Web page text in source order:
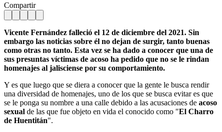
Compartir
Vicente Fernández falleció el 12 de diciembre del 2021. Sin
embargo las noticias sobre él no dejan de surgir, tanto buenas
como otras no tanto. Esta vez se ha dado a conocer que una de
sus presuntas víctimas de acoso ha pedido que no se le rindan
homenajes al jalisciense por su comportamiento.
Y es que luego que se diera a conocer que la gente le busca rendir
una diversidad de homenajes, uno de los que se busca evitar es que
se le ponga su nombre a una calle debido a las acusaciones de acoso
sexual de las que fue objeto en vida el conocido como "El Charro
de Huentitán".